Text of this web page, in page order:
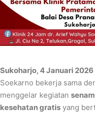
Sukoharjo, 4 Januari 2026
Soekarno bekerja sama
menggelar kegiatan
kesehatan gratis yang